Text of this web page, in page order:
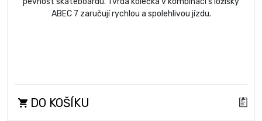
ABEC 7 zaručují rychlou a spolehlivou jízdu.
DO KOŠÍKU